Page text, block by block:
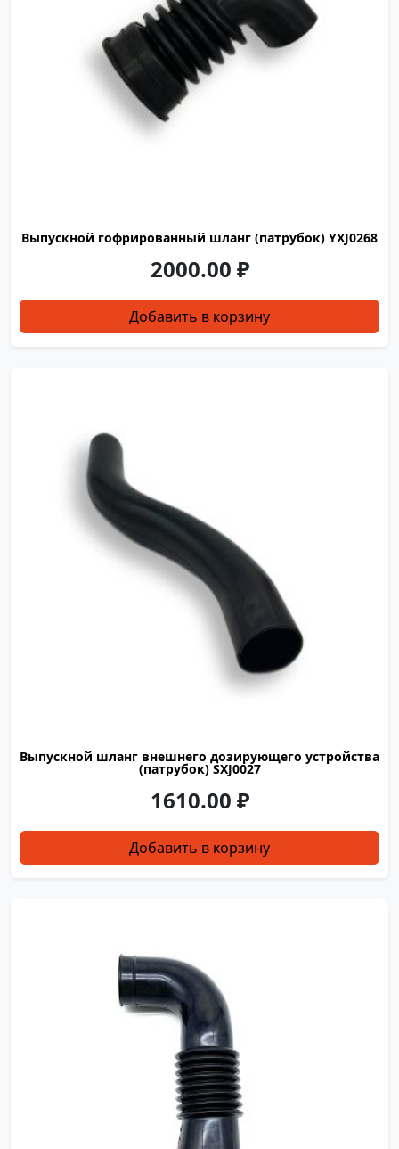
Выпускной гофрированный шланг (патрубок) YXJ0268
2000.00 ₽
Добавить в корзину
Выпускной шланг внешнего дозирующего устройства
(патрубок) SXJ0027
1610.00 ₽
Добавить в корзину